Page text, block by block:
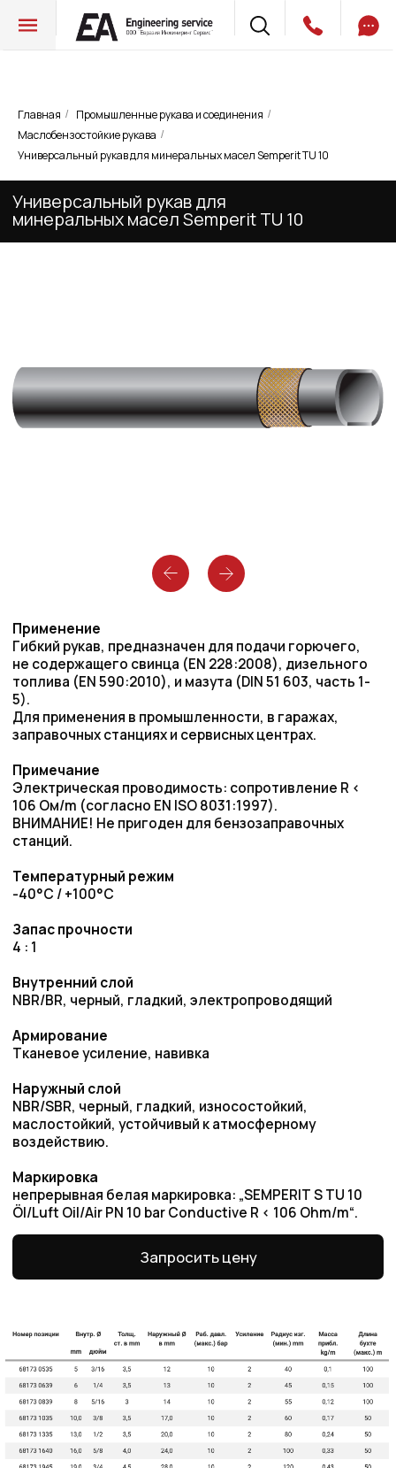
Главная / Промышленные рукава и соединения /
Маслобензостойкие рукава /
Универсальный рукав для минеральных масел Semperit TU 10
Универсальный рукав для
минеральных масел Semperit TU 10
Электрическая проводимость: сопротивление R <
106 Ом/m (согласно EN ISO 8031:1997).
ВНИМАНИЕ! Не пригоден для бензозаправочных
Температурный режим
-40°C / +100°C
Запас прочности
4 : 1
Внутренний слой
NBR/BR, черный, гладкий, электропроводящий
Армирование
Наружный слой
NBR/SBR, черный, гладкий, износостойкий,
маслостойкий, устойчивый к атмосферному
воздействию.
Маркировка
Запросить цену
Оригинальная
Наша компания одна из немногих, кто еще
поставляет оригинальную продукцию Gates
с заводов Польши, Индии и США
Товары в наличии
на складе
На складе в Санкт-Петербурге рукава 1SN,
2SN/2SC, 4SH, R15. Станки для обжима
рукавов и фитинги
Самые низкие
цены
Преимущества работы
с нами